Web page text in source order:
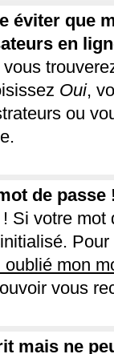
éviter que
en
Oui,
ou
de passe
Si votre
oublié mon
vous
mais ne